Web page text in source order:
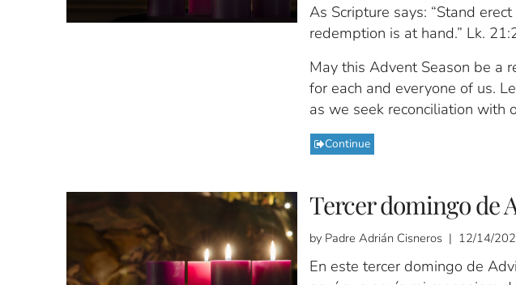
As Scripture says: “Stand
redemption is at hand.” Lk.
May this Advent Season be a
for each and everyone of us.
as we seek reconciliation with
Continue
Tercer domingo de
by Padre Adrián Cisneros | 12/14/
En este tercer domingo de